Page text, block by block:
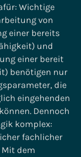
Wichtige
von
einer bereits
und
einer bereit
benötigen nur
die
eingehenden
Dennoch
komplex:
fachlicher
dem